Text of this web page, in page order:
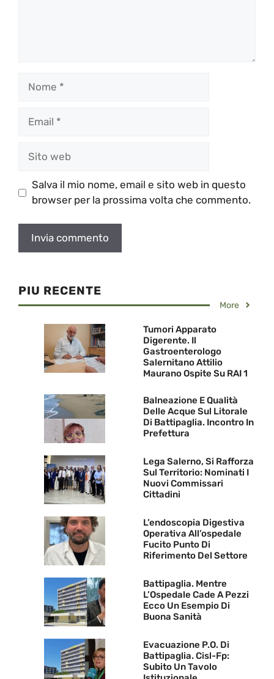
Salva il mio nome, email e sito web in questo
browser per la prossima volta che commento.
PIU RECENTE
More
Tumori Apparato
Digerente. Il
Gastroenterologo
Salernitano Attilio
Maurano Ospite Su RAI 1
Balneazione E Qualità
Delle Acque Sul Litorale
Di Battipaglia. Incontro In
Prefettura
Lega Salerno, Si Rafforza
Sul Territorio: Nominati I
Nuovi Commissari
Cittadini
L’endoscopia Digestiva
Operativa All’ospedale
Fucito Punto Di
Riferimento Del Settore
Battipaglia. Mentre
L’Ospedale Cade A Pezzi
Ecco Un Esempio Di
Buona Sanità
Evacuazione P.O. Di
Battipaglia. Cisl-Fp:
Subito Un Tavolo